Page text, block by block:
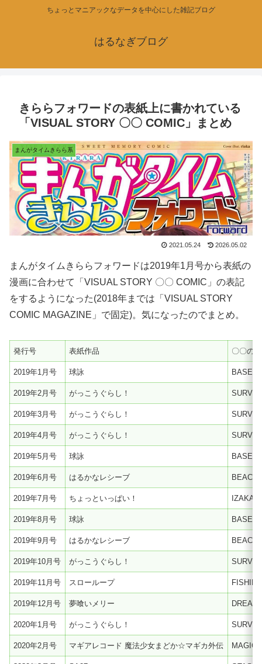
ちょっとマニアックなデータを中心にした雑記ブログ
はるなぎブログ
きららフォワードの表紙上に書かれている
「VISUAL STORY 〇〇 COMIC」まとめ
まんがタイムきらら系
2021.05.24 2026.05.02
まんがタイムきららフォワードは2019年1月号から表紙の
漫画に合わせて「VISUAL STORY 〇〇 COMIC」の表記
をするようになった(2018年までは「VISUAL STORY
COMIC MAGAZINE」で固定)。気になったのでまとめ。
発行号 表紙作品 〇〇の
2019年1月号 球詠
2019年2月号 がっこうぐらし！
2019年3月号 がっこうぐらし！
2019年4月号 がっこうぐらし！
2019年5月号 球詠
2019年6月号 はるかなレシーブ BEACH
2019年7月号 ちょっといっぱい！
2019年8月号 球詠
2019年9月号 はるかなレシーブ BEACH
2019年10月号 がっこうぐらし！
2019年11月号 スローループ
2019年12月号 夢喰いメリー
2020年1月号 がっこうぐらし！
2020年2月号 マギアレコード 魔法少女まどか☆マギカ外伝